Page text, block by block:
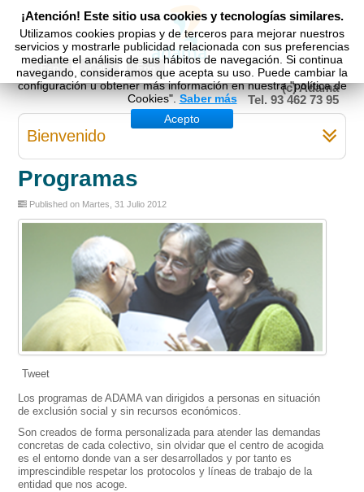
Esp Cat Eng
(c) Adama
Tel. 93 462 73 95
¡Atención! Este sitio usa cookies y tecnologías similares.
Utilizamos cookies propias y de terceros para mejorar nuestros
servicios y mostrarle publicidad relacionada con sus preferencias
mediante el análisis de sus hábitos de navegación. Si continua
navegando, consideramos que acepta su uso. Puede cambiar la
configuración u obtener más información en nuestra "política de
Cookies". Saber más
Acepto
Bienvenido
Programas
Published on Martes, 31 Julio 2012
Tweet
Los programas de ADAMA van dirigidos a personas en situación
de exclusión social y sin recursos económicos.
Son creados de forma personalizada para atender las demandas
concretas de cada colectivo, sin olvidar que el centro de acogida
es el entorno donde van a ser desarrollados y por tanto es
imprescindible respetar los protocolos y líneas de trabajo de la
entidad que nos acoge.